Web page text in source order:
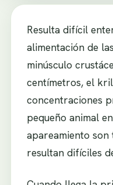
Resulta difícil
alimentación de
minúsculo
centímetros, el
concentraciones
pequeño animal
apareamiento
resultan difíciles